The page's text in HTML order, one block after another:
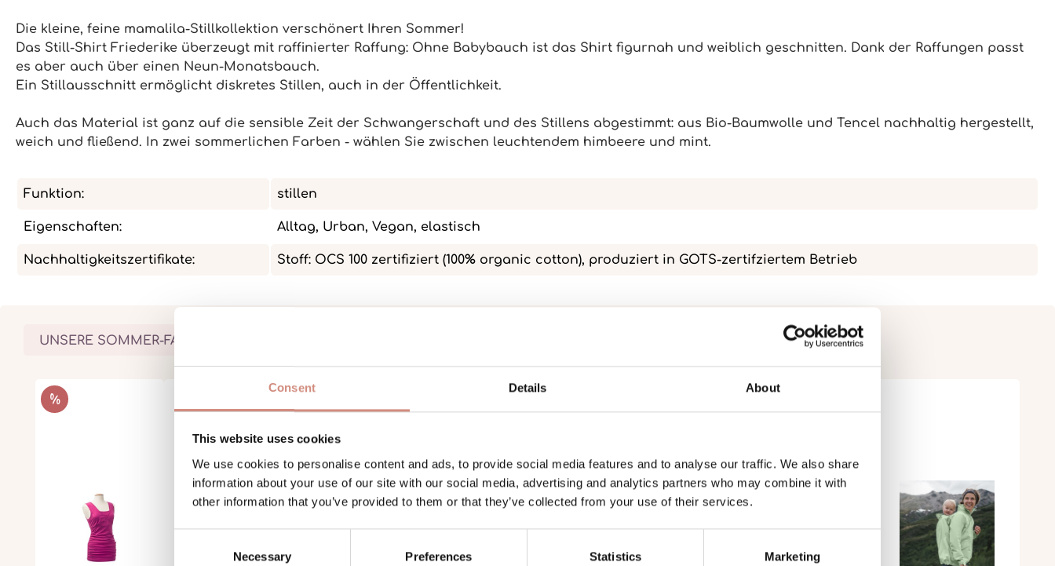
Consent Details About
This website uses cookies
We use cookies to personalise content and ads, to provide social media features and to analyse our traffic. We also share
information about your use of our site with our social media, advertising and analytics partners who may combine it with
other information that you’ve provided to them or that they’ve collected from your use of their services.
Necessary Preferences Statistics Marketing
Die kleine, feine mamalila-Stillkollektion verschönert Ihren Sommer!
Das Still-Shirt Friederike überzeugt mit raffinierter Raffung: Ohne Babybauch ist das Shirt figurnah und weiblich geschnitten. Dank der Raffungen passt
es aber auch über einen Neun-Monatsbauch.
Ein Stillausschnitt ermöglicht diskretes Stillen, auch in der Öffentlichkeit.
Auch das Material ist ganz auf die sensible Zeit der Schwangerschaft und des Stillens abgestimmt: aus Bio-Baumwolle und Tencel nachhaltig hergestellt,
weich und fließend. In zwei sommerlichen Farben - wählen Sie zwischen leuchtendem himbeere und mint.
Funktion: stillen
Eigenschaften: Alltag, Urban, Vegan, elastisch
Nachhaltigkeitszertifikate: Stoff: OCS 100 zertifiziert (100% organic cotton), produziert in GOTS-zertifziertem Betrieb
UNSERE SOMMER-FAVORITEN
Produktgalerie überspringen
RABATT
%